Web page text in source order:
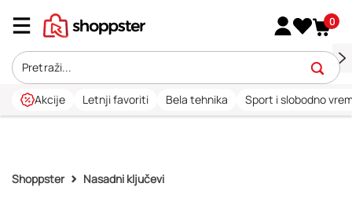
0
Akcije Letnji favoriti Bela tehnika Sport i slobodno
Shoppster Nasadni ključevi